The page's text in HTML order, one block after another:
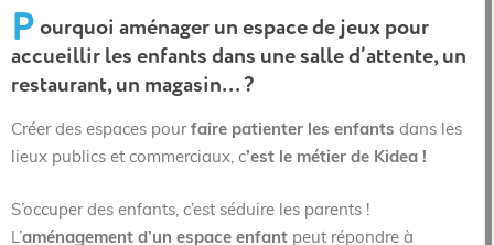
P ourquoi aménager un espace de jeux pour
accueillir les enfants dans une salle d’attente, un
restaurant, un magasin… ?
Créer des espaces pourfaire patienter les enfants dans les
lieux publics et commerciaux, c’est le métier de Kidea !
S’occuper des enfants, c’est séduire les parents !
L’aménagement d’un espace enfant peut répondre à